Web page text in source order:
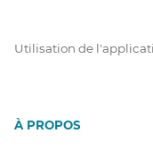
Utilisation de
À PROPOS